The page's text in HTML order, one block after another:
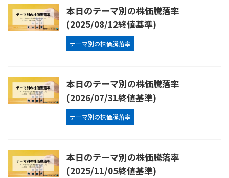
本日のテーマ別の株価騰落率
(2025/08/12終値基準)
テーマ別の株価騰落率
本日のテーマ別の株価騰落率
(2026/07/31終値基準)
テーマ別の株価騰落率
本日のテーマ別の株価騰落率
(2025/11/05終値基準)